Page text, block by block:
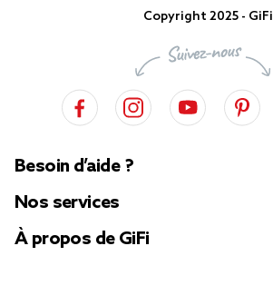
Copyright 2025 - GiFi
Besoin d’aide ?
Nos services
À propos de GiFi